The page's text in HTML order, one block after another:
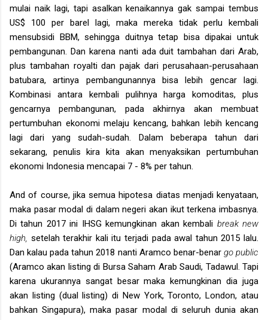
mulai naik lagi, tapi asalkan kenaikannya gak sampai tembus
US$ 100 per barel lagi, maka mereka tidak perlu kembali
mensubsidi BBM, sehingga duitnya tetap bisa dipakai untuk
pembangunan. Dan karena nanti ada duit tambahan dari Arab,
plus tambahan royalti dan pajak dari perusahaan-perusahaan
batubara, artinya pembangunannya bisa lebih gencar lagi.
Kombinasi antara kembali pulihnya harga komoditas, plus
gencarnya pembangunan, pada akhirnya akan membuat
pertumbuhan ekonomi melaju kencang, bahkan lebih kencang
lagi dari yang sudah-sudah. Dalam beberapa tahun dari
sekarang, penulis kira kita akan menyaksikan pertumbuhan
ekonomi Indonesia mencapai 7 - 8% per tahun.
And of course, jika semua hipotesa diatas menjadi kenyataan,
maka pasar modal di dalam negeri akan ikut terkena imbasnya.
Di tahun 2017 ini IHSG kemungkinan akan kembali break new
high, setelah terakhir kali itu terjadi pada awal tahun 2015 lalu.
Dan kalau pada tahun 2018 nanti Aramco benar-benar go public
(Aramco akan listing di Bursa Saham Arab Saudi, Tadawul. Tapi
karena ukurannya sangat besar maka kemungkinan dia juga
akan listing (dual listing) di New York, Toronto, London, atau
bahkan Singapura), maka pasar modal di seluruh dunia akan